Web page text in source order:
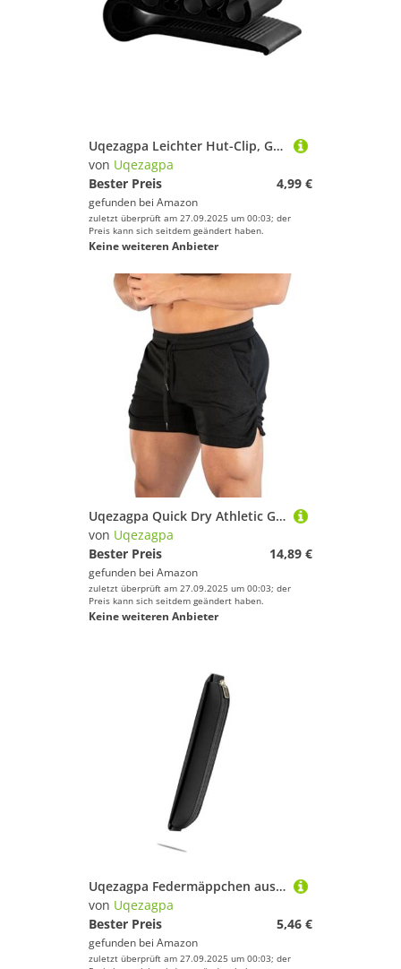
Uqezagpa Leichter Hut-Clip, Golf-Sitzhalter, tragbar, für Hüte, Krempe, Sportzubehör, fixiert auf Hutkrempe, Golfballkappen-Clip
von Uqezagpa
Bester Preis
4,99 €
gefunden bei Amazon
zuletzt überprüft am 27.09.2025 um 00:03; der
Preis kann sich seitdem geändert haben.
Keine weiteren Anbieter
Uqezagpa Quick Dry Athletic Gym Shorts for Men Adjustable Waistband Running with Pocket for Workout Fitness Basketball Quick Dry Basketball
von Uqezagpa
Bester Preis
14,89 €
gefunden bei Amazon
zuletzt überprüft am 27.09.2025 um 00:03; der
Preis kann sich seitdem geändert haben.
Keine weiteren Anbieter
Uqezagpa Federmäppchen aus PU-Leder mit verstellbarem Gummiband, Notizbuchhülle für Planer, Ordner, Bücher, Reisetasche, Schwarz
von Uqezagpa
Bester Preis
5,46 €
gefunden bei Amazon
zuletzt überprüft am 27.09.2025 um 00:03; der